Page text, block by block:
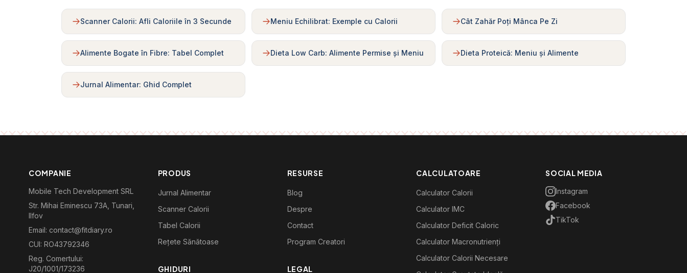
Scanner Calorii: Afli Caloriile în 3 Secunde Meniu Echilibrat: Exemple cu Calorii Cât Zahăr Poți Mânca Pe Zi
Alimente Bogate în Fibre: Tabel Complet Dieta Low Carb: Alimente Permise și Meniu Dieta Proteică: Meniu și Alimente
Jurnal Alimentar: Ghid Complet
COMPANIE
Mobile Tech Development SRL
Str. Mihai Eminescu 73A, Tunari,
Ilfov
Email: contact@fitdiary.ro
CUI: RO43792346
Reg. Comertului:
J20/1001/173236
PRODUS
Jurnal Alimentar
Scanner Calorii
Tabel Calorii
Rețete Sănătoase
GHIDURI
RESURSE
Blog
Despre
Contact
Program Creatori
LEGAL
CALCULATOARE
Calculator Calorii
Calculator IMC
Calculator Deficit Caloric
Calculator Macronutrienți
Calculator Calorii Necesare
SOCIAL MEDIA
Instagram
Facebook
TikTok